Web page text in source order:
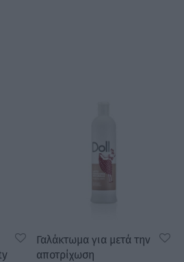
Γαλάκτωμα για μετά την
αποτρίχωση